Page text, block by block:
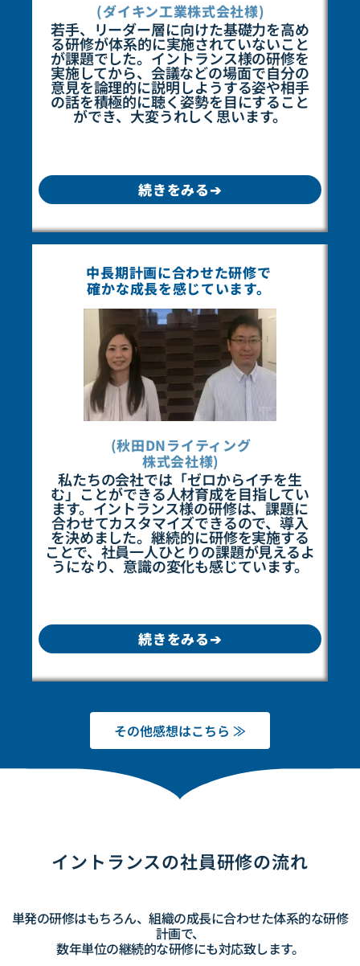
(ダイキン工業株式会社様)
若手、リーダー層に向けた基礎力を高め
る研修が体系的に実施されていないこと
が課題でした。イントランス様の研修を
実施してから、会議などの場面で自分の
意見を論理的に説明しようする姿や相手
の話を積極的に聴く姿勢を目にすること
ができ、大変うれしく思います。
続きをみる➔
中長期計画に合わせた研修で
確かな成長を感じています。
(秋田DNライティング
株式会社様)
私たちの会社では「ゼロからイチを生
む」ことができる人材育成を目指してい
ます。イントランス様の研修は、課題に
合わせてカスタマイズできるので、導入
を決めました。継続的に研修を実施する
ことで、社員一人ひとりの課題が見えるよ
うになり、意識の変化も感じています。
続きをみる➔
その他感想はこちら ≫
イントランスの社員研修の流れ
単発の研修はもちろん、組織の成長に合わせた体系的な研修
計画で、
数年単位の継続的な研修にも対応致します。